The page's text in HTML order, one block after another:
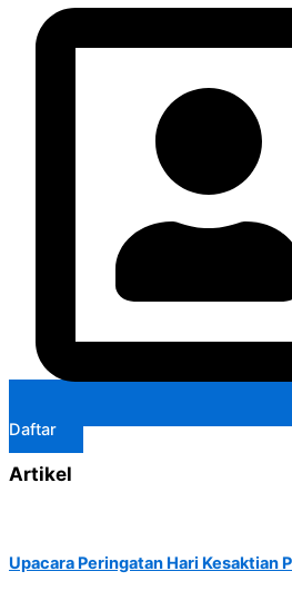
Daftar
Artikel
Upacara Peringatan Hari Kesaktian